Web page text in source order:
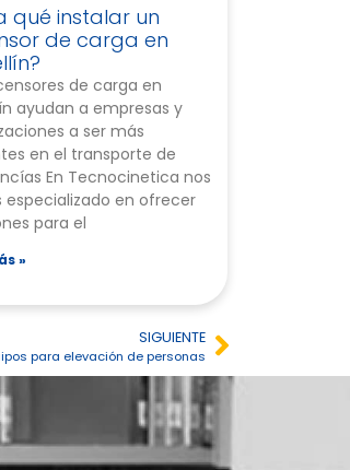
qué instalar un
de carga en
de carga en
ayudan a empresas y
a ser más
en el transporte de
En Tecnocinetica nos
especializado en ofrecer
para el
»
SIGUIENTE
para elevación de personas